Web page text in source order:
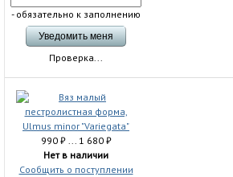
- обязательно к заполнению
Проверка...
990 ₽... 1 680 ₽
Нет в наличии
Сообщить о поступлении